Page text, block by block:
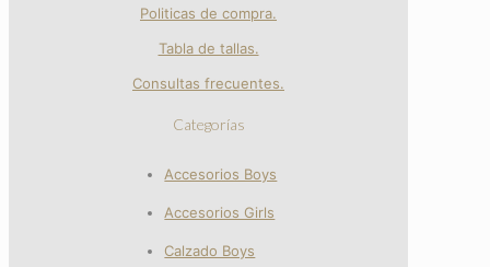
Politicas de compra.
Tabla de tallas.
Consultas frecuentes.
Categorías
Accesorios Boys
Accesorios Girls
Calzado Boys